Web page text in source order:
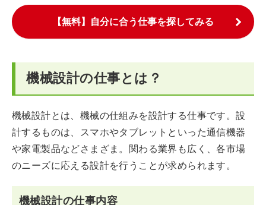
【無料】自分に合う仕事を探してみる
機械設計の仕事とは？
機械設計とは、機械の仕組みを設計する仕事です。設
計するものは、スマホやタブレットといった通信機器
や家電製品などさまざま。関わる業界も広く、各市場
のニーズに応える設計を行うことが求められます。
機械設計の仕事内容